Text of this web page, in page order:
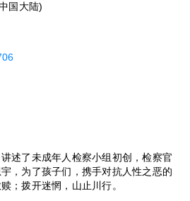
国大陆)
述了未成年人检察小组初创，检察官
，为了孩子们，携手对抗人性之恶的
；拨开迷惘，山止川行。